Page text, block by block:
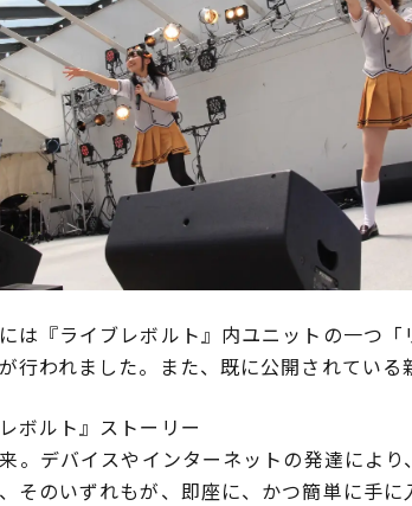
は『ライブレボルト』内ユニットの一つ
行われました。また、既に公開されている
ボルト』ストーリー
――。デバイスやインターネットの発達によ
そのいずれもが、即座に、かつ簡単に手に